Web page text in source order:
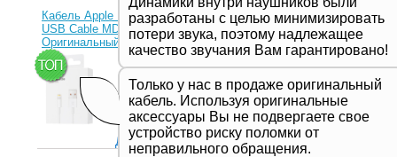
разработаны с целью минимизировать
потери звука, поэтому надлежащее
качество звучания Вам гарантировано!
Кабель Apple Lightning to
USB Cable MD818ZM
Оригинальный!
Только у нас в продаже оригинальный
кабель. Используя оригинальные
аксессуары Вы не подвергаете свое
устройство риску поломки от
неправильного обращения.
Дивитись все